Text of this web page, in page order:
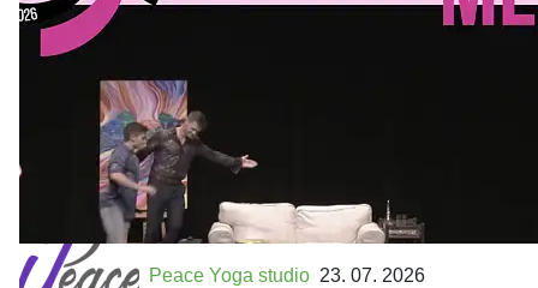
října 2026 Vstupenky již v prodeji na GOOUT -
https://divadelnimlyn.cz/vstupenky Představ si čtyři dny
Peace Yoga studio 23. 07. 2026